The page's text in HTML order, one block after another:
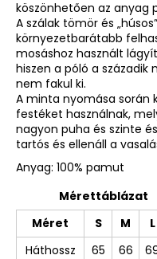
köszönhetően az anyag
A szálak tömör és
környezetbarátabb
mosáshoz használt
hiszen a póló a századik
nem fakul ki.
A minta nyomása során
festéket használnak,
nagyon puha és szinte
tartós és ellenáll a
Anyag: 100% pamut
Mérettáblázat
Méret
S M L
Háthossz
65 66